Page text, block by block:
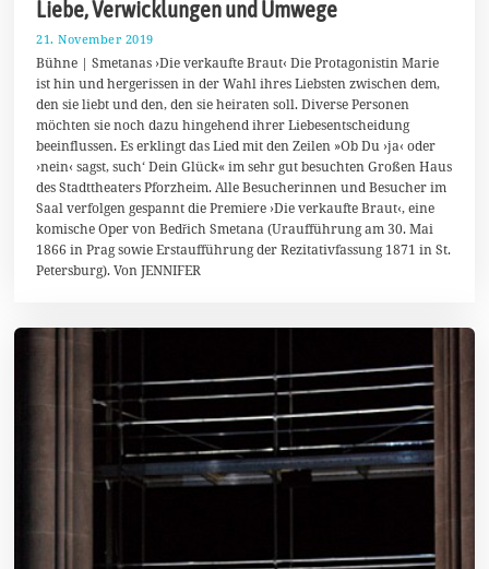
Liebe, Verwicklungen und Umwege
21. November 2019
5
.
N
o
v
m
b
e
r
2
0
1
9
Bühne | Smetanas ›Die verkaufte Braut‹ Die Protagonistin Marie
ist hin und hergerissen in der Wahl ihres Liebsten zwischen dem,
den sie liebt und den, den sie heiraten soll. Diverse Personen
möchten sie noch dazu hingehend ihrer Liebesentscheidung
beeinflussen. Es erklingt das Lied mit den Zeilen »Ob Du ›ja‹ oder
›nein‹ sagst, such‘ Dein Glück« im sehr gut besuchten Großen Haus
des Stadttheaters Pforzheim. Alle Besucherinnen und Besucher im
Saal verfolgen gespannt die Premiere ›Die verkaufte Braut‹, eine
komische Oper von Bedřich Smetana (Uraufführung am 30. Mai
1866 in Prag sowie Erstaufführung der Rezitativfassung 1871 in St.
Petersburg). Von JENNIFER